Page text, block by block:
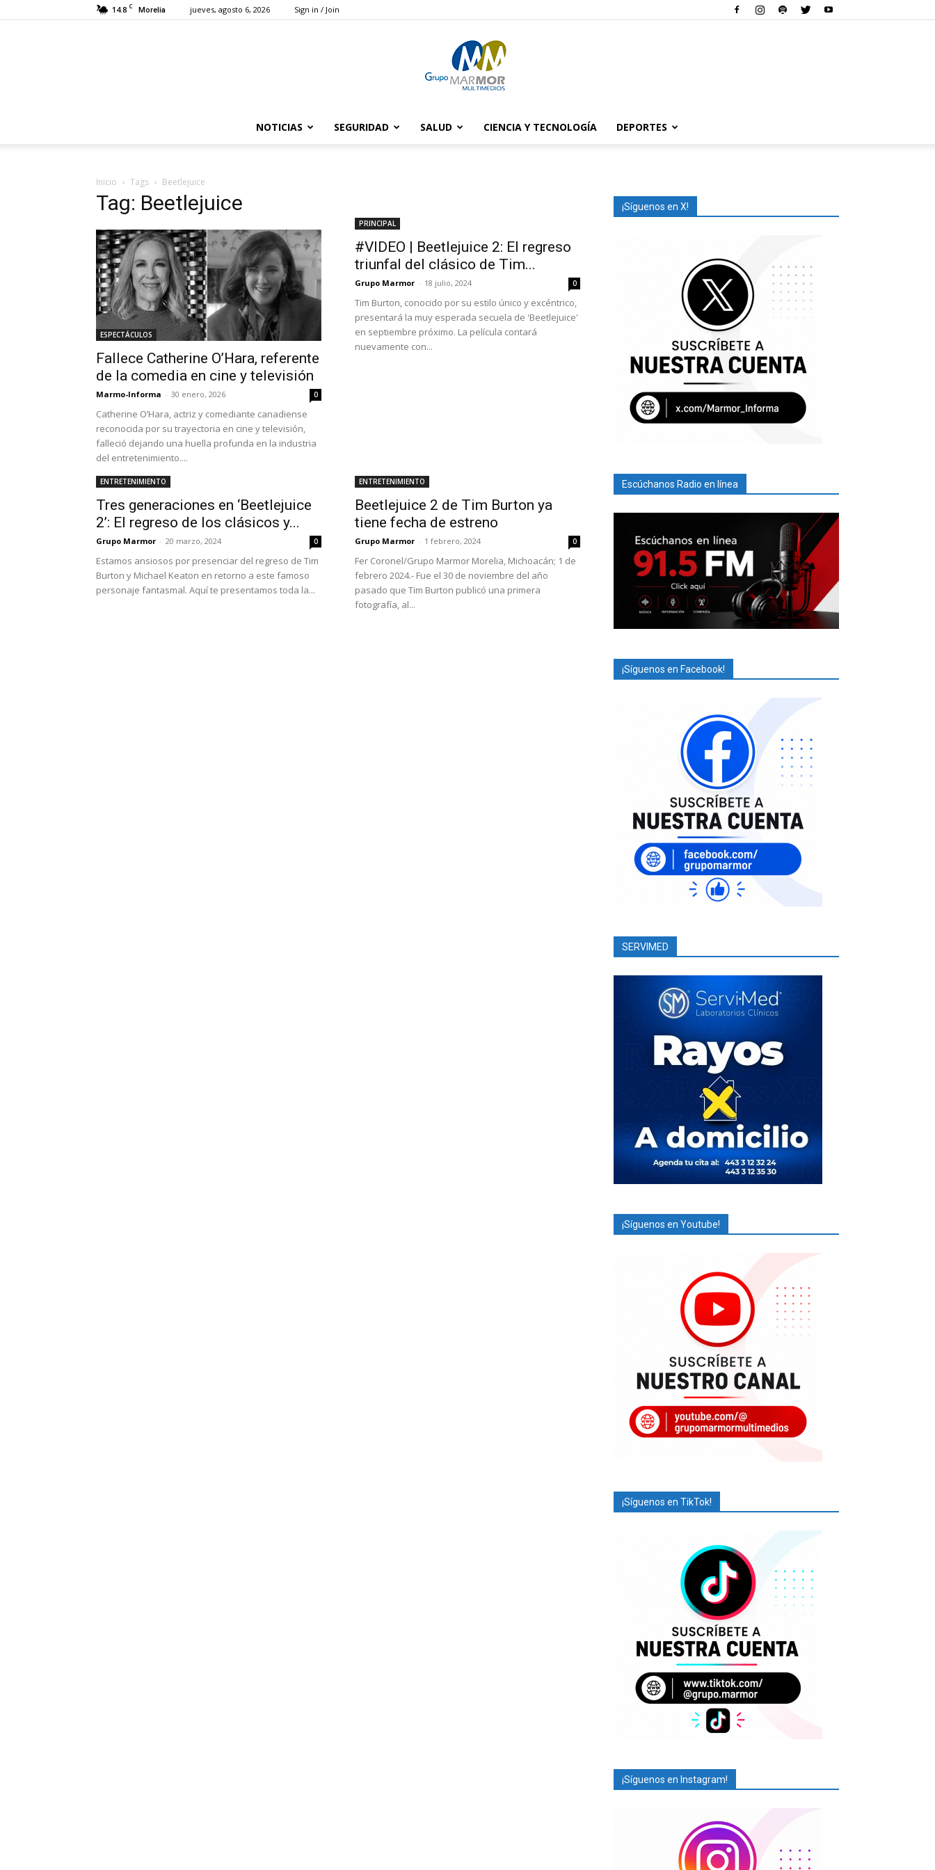
14.8 C Morelia jueves, agosto 6, 2026 Sign in / Join
NOTICIAS SEGURIDAD SALUD CIENCIA Y TECNOLOGÍA DEPORTES
Inicio Tags Beetlejuice
Tag: Beetlejuice
ESPECTÁCULOS
Fallece Catherine O’Hara, referente
de la comedia en cine y televisión
Marmo-Informa - 30 enero, 2026 0
Catherine O’Hara, actriz y comediante canadiense
reconocida por su trayectoria en cine y televisión,
falleció dejando una huella profunda en la industria
del entretenimiento....
PRINCIPAL
#VIDEO | Beetlejuice 2: El regreso
triunfal del clásico de Tim...
Grupo Marmor - 18 julio, 2024 0
Tim Burton, conocido por su estilo único y excéntrico,
presentará la muy esperada secuela de 'Beetlejuice'
en septiembre próximo. La película contará
nuevamente con...
ENTRETENIMIENTO
Tres generaciones en ‘Beetlejuice
2’: El regreso de los clásicos y...
Grupo Marmor - 20 marzo, 2024 0
Estamos ansiosos por presenciar del regreso de Tim
Burton y Michael Keaton en retorno a este famoso
personaje fantasmal. Aquí te presentamos toda la...
ENTRETENIMIENTO
Beetlejuice 2 de Tim Burton ya
tiene fecha de estreno
Grupo Marmor - 1 febrero, 2024 0
Fer Coronel/Grupo Marmor Morelia, Michoacán; 1 de
febrero 2024.- Fue el 30 de noviembre del año
pasado que Tim Burton publicó una primera
fotografía, al...
¡Síguenos en X!
Escúchanos Radio en línea
¡Síguenos en Facebook!
SERVIMED
¡Síguenos en Youtube!
¡Síguenos en TikTok!
¡Síguenos en Instagram!